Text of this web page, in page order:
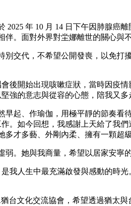
2025 年 10 ⽉ 14 ⽇下午因肺腺癌
伴。⾯對外界對坣娜離世的關⼼與
別交代，不希望公開發喪，以免
後開始出現咳嗽症狀，當時因疫
強的意志與從容的⼼態，陪我⼜多
早起、作瑜伽，⽤極平靜的節奏看
。如今回想，我感謝上天給了我
才多藝、外剛內柔、擁有⼀顆超
弱。她與我商量，希望以居家安寧
我⼈⽣中最充滿啟發與感動的時
台⽂化交流協會，希望透過猶太